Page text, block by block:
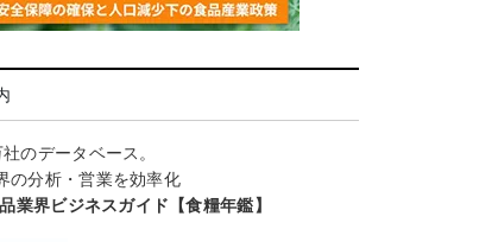
のデータベース。
の分析・営業を効率化
業界ビジネスガイド【食糧年鑑】